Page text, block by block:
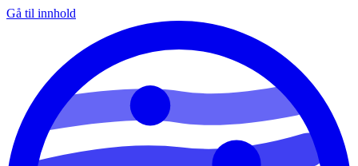
Gå til innhold